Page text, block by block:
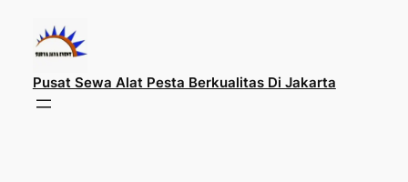
konten
Pusat Sewa Alat Pesta Berkualitas Di Jakarta